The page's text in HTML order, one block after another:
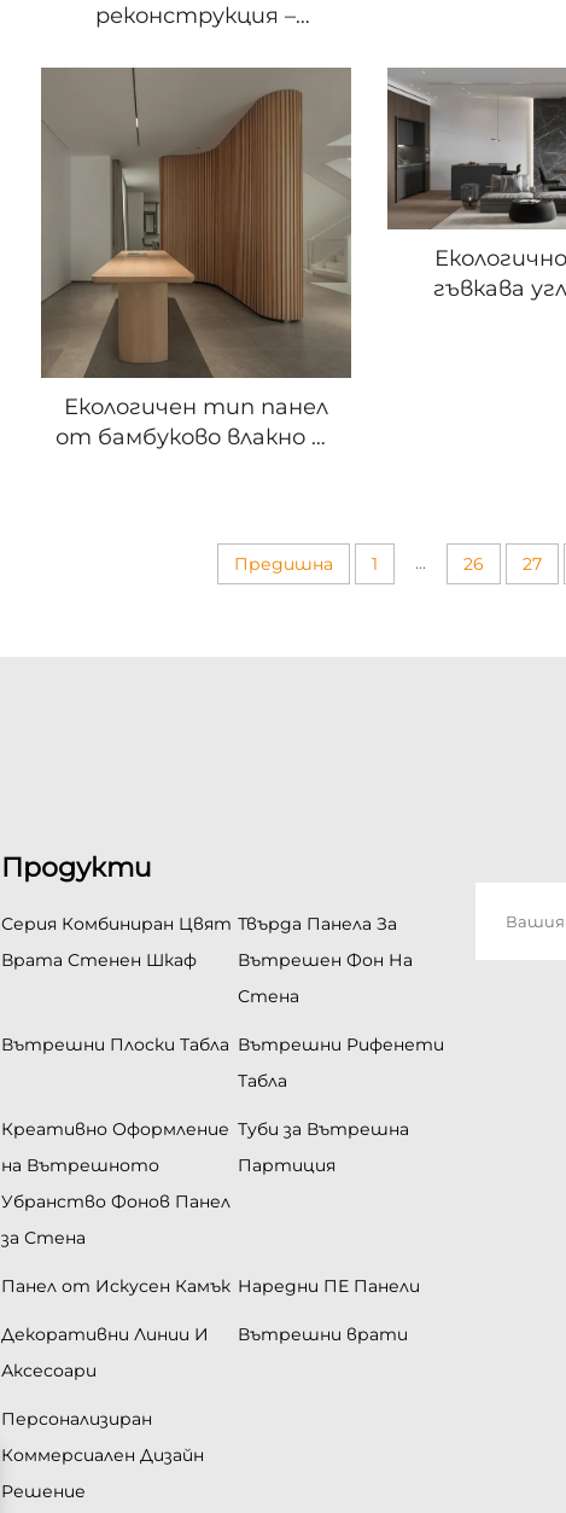
реконструкция –
складателен лазерен
принтерен стенен
лист от бамбукови
влакна за вътрешна
декорация
рисуване,
Екологичен тип панел
от бамбуково влакно за
лесно за чистене.
гъвкава
Предишна 1 ... 26 27
Продукти
Серия Комбиниран Цвят
Врата Стенен Шкаф
Твърда Панела За
Вътрешен Фон На
Стена
Вътрешни Плоски Табла Вътрешни Рифенети
Табла
Креативно Оформление
на Вътрешното
Убранство Фонов Панел
за Стена
Туби за Вътрешна
Партиция
Панел от Искусен Камък Наредни ПЕ Панели
Декоративни Линии И
Аксесоари
Вътрешни врати
Персонализиран
Коммерсиален Дизайн
Решение